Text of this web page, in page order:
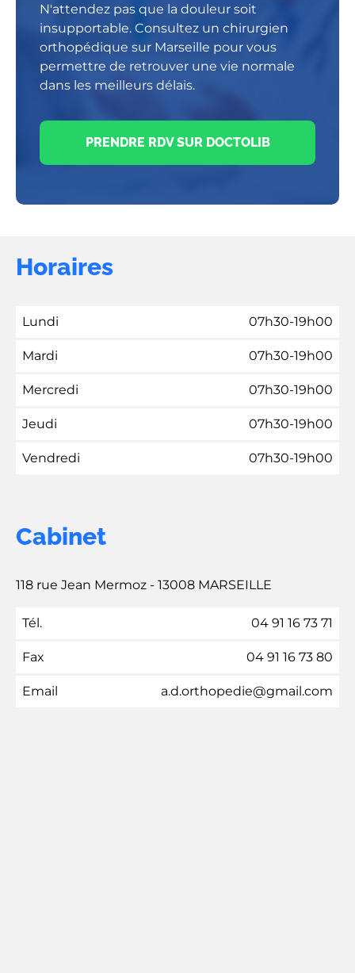
N'attendez pas que la douleur soit
insupportable. Consultez un chirurgien
orthopédique sur Marseille pour vous
permettre de retrouver une vie normale
dans les meilleurs délais.
PRENDRE RDV SUR DOCTOLIB
Horaires
Lundi 07h30-19h00
Mardi 07h30-19h00
Mercredi 07h30-19h00
Jeudi 07h30-19h00
Vendredi 07h30-19h00
Cabinet
118 rue Jean Mermoz - 13008 MARSEILLE
Tél. 04 91 16 73 71
Fax 04 91 16 73 80
Email a.d.orthopedie@gmail.com